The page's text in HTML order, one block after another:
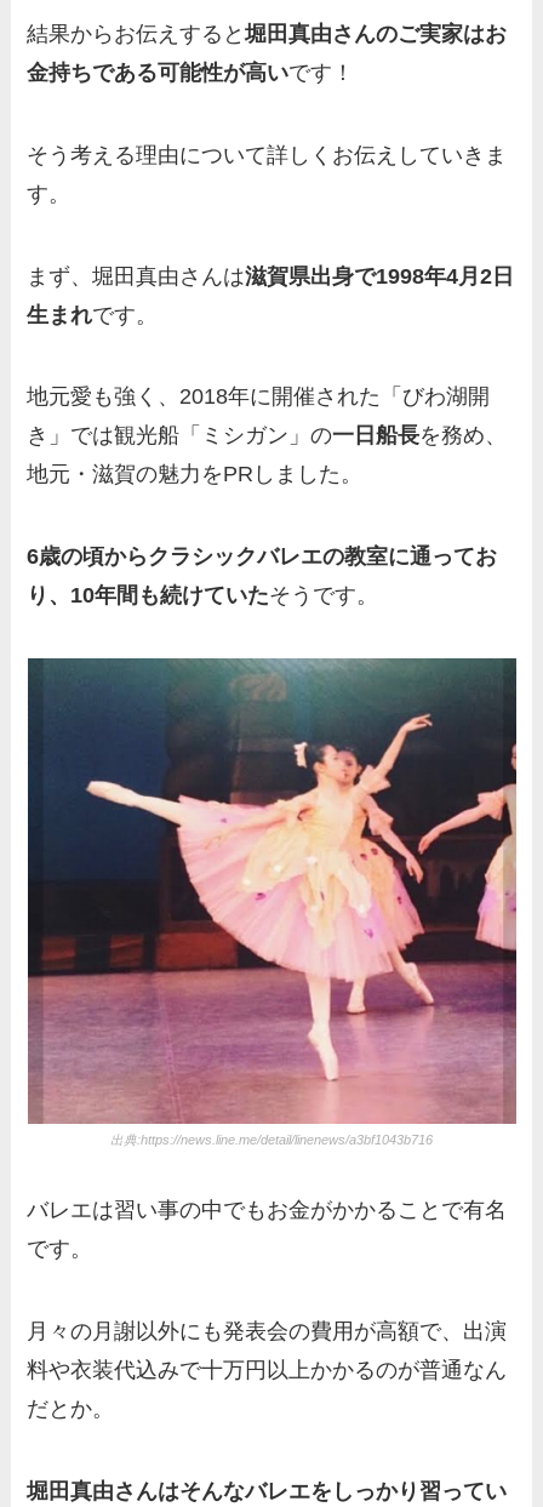
人？家族を調査！
三浦璃来の実家はお金持ち！
片岡凜の母親が美人！家族構
梅澤廉アナの父親・母親の職
業や経歴を調査！兄弟や実家
の家族もまとめ！
実家の両親など家族情報も全
部まとめた！
結果からお伝えすると堀田真由さんのご実家はお
金持ちである可能性が高いです！
そう考える理由について詳しくお伝えしていきま
す。
まず、堀田真由さんは滋賀県出身で1998年4月2日
生まれです。
地元愛も強く、2018年に開催された「びわ湖開
き」では観光船「ミシガン」の一日船長を務め、
地元・滋賀の魅力をPRしました。
6歳の頃からクラシックバレエの教室に通ってお
り、10年間も続けていたそうです。
出典:https://news.line.me/detail/linenews/a3bf1043b716
バレエは習い事の中でもお金がかかることで有名
です。
月々の月謝以外にも発表会の費用が高額で、出演
料や衣装代込みで十万円以上かかるのが普通なん
だとか。
堀田真由さんはそんなバレエをしっかり習ってい